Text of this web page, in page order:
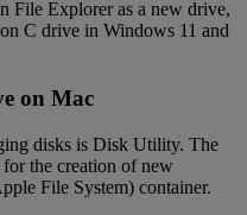
File Explorer as a new drive,
C drive in Windows 11 and
on Mac
disks is Disk Utility. The
the creation of new
File System) container.